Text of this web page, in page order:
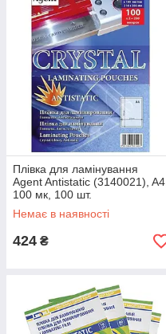
Плівка для ламінування
Agent Antistatic (3140021), A4,
100 мк, 100 шт.
Немає в наявності
424 ₴